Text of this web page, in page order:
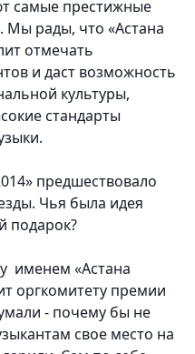
самые престижные
рады, что «Астана
отмечать
и даст возможность
культуры,
стандарты
предшествовало
Чья была идея
подарок?
именем «Астана
оргкомитету премии
- почему бы не
свое место на